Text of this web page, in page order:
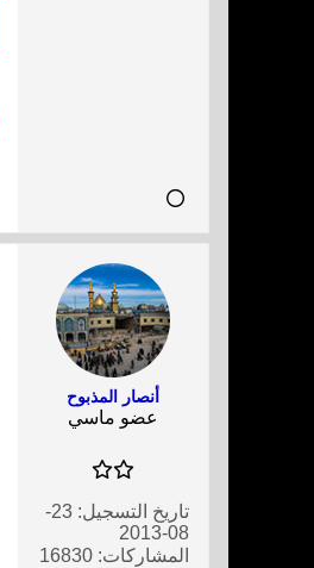
أنصار المذبوح
عضو ماسي
تاريخ التسجيل:
23-
08-2013
المشاركات: 16830